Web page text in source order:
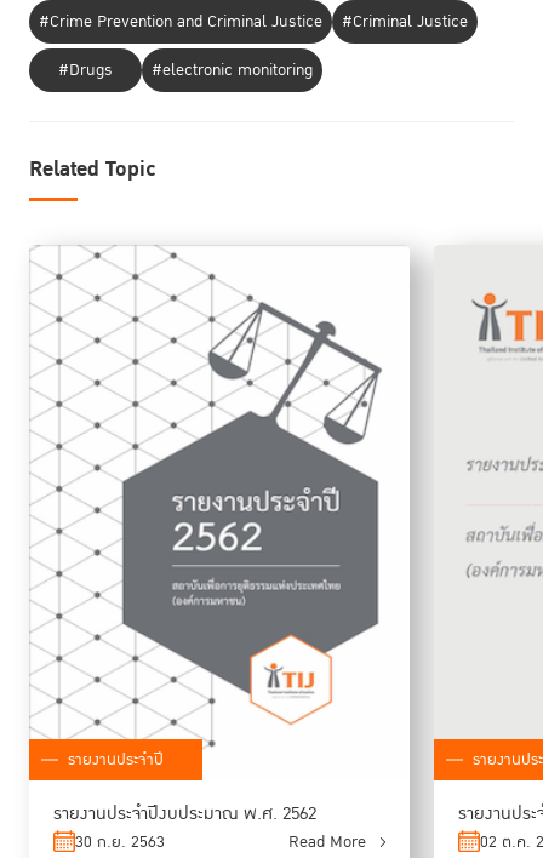
#Crime Prevention and Criminal Justice
#Criminal Justice
#Drugs
#electronic monitoring
Related Topic
รายงานประจำปี
รายงานประจำปีงบประมาณ พ.ศ. 2562
30 ก.ย. 2563 Read More
รายงานปร
รายงานปร
02 ต.ค.